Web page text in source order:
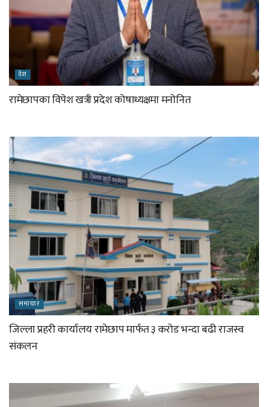
देश
रामेछापका विपेश खत्री प्रदेश कोषाध्यक्षमा मनोनित
समाचार
जिल्ला प्रहरी कार्यालय रामेछाप मार्फत ३ करोड भन्दा बढी राजस्व
संकलन